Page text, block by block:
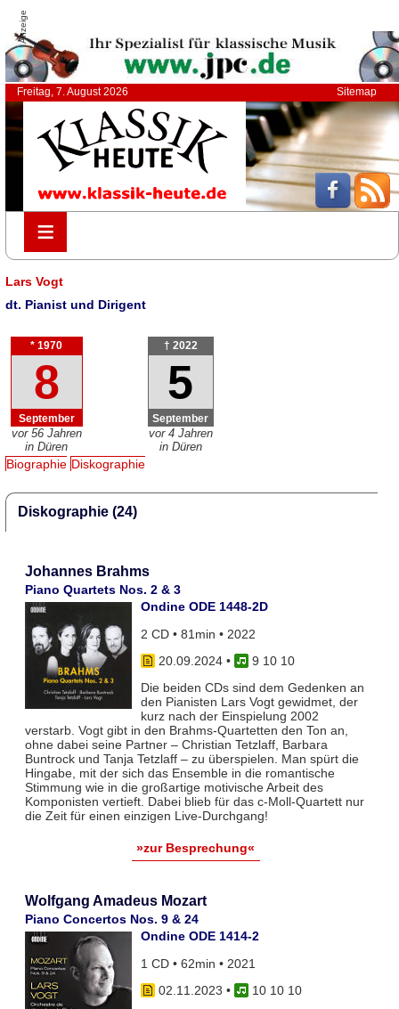
Anzeige
Freitag, 7. August 2026 Sitemap
≡
≡
Lars Vogt
dt. Pianist und Dirigent
* 1970
8
September
vor 56 Jahren
in Düren
† 2022
5
September
vor 4 Jahren
in Düren
Biographie Diskographie
Diskographie (24)
Johannes Brahms
Piano Quartets Nos. 2 & 3
Ondine ODE 1448-2D
2 CD • 81min • 2022
20.09.2024•
9 10 10
Die beiden CDs sind dem Gedenken an
den Pianisten Lars Vogt gewidmet, der
kurz nach der Einspielung 2002
verstarb. Vogt gibt in den Brahms-Quartetten den Ton an,
ohne dabei seine Partner – Christian Tetzlaff, Barbara
Buntrock und Tanja Tetzlaff – zu überspielen. Man spürt die
Hingabe, mit der sich das Ensemble in die romantische
Stimmung wie in die großartige motivische Arbeit des
Komponisten vertieft. Dabei blieb für das c-Moll-Quartett nur
die Zeit für einen einzigen Live-Durchgang!
»zur Besprechung«
Wolfgang Amadeus Mozart
Piano Concertos Nos. 9 & 24
Ondine ODE 1414-2
1 CD • 62min • 2021
02.11.2023 •
10 10 10